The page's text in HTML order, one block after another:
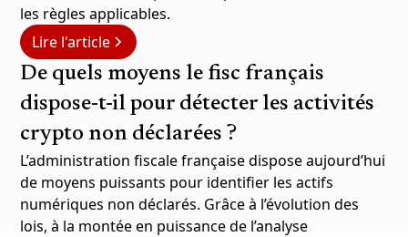
les règles applicables.
Lire l'article
De quels moyens le fisc français
dispose-t-il pour détecter les activités
crypto non déclarées ?
L’administration fiscale française dispose aujourd’hui
de moyens puissants pour identifier les actifs
numériques non déclarés. Grâce à l’évolution des
lois, à la montée en puissance de l’analyse